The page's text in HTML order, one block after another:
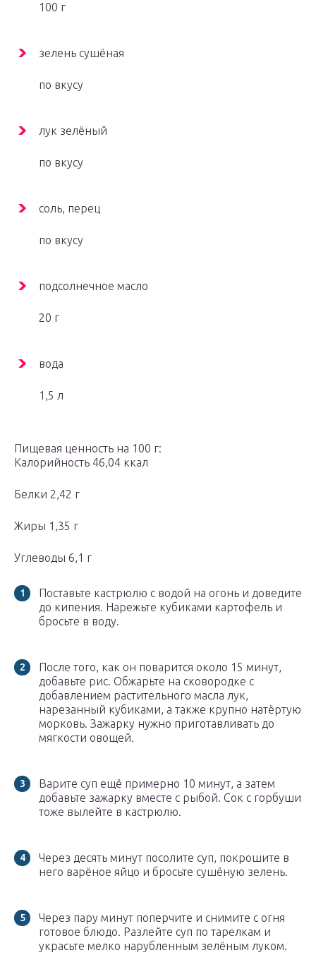
100 г
зелень сушёная
по вкусу
лук зелёный
по вкусу
соль, перец
по вкусу
подсолнечное масло
20 г
вода
1,5 л
Пищевая ценность на 100 г:
Калорийность 46,04 ккал
Белки 2,42 г
Жиры 1,35 г
Углеводы 6,1 г
Поставьте кастрюлю с водой на огонь и доведите
до кипения. Нарежьте кубиками картофель и
бросьте в воду.
После того, как он поварится около 15 минут,
добавьте рис. Обжарьте на сковородке с
добавлением растительного масла лук,
нарезанный кубиками, а также крупно натёртую
морковь. Зажарку нужно приготавливать до
мягкости овощей.
Варите суп ещё примерно 10 минут, а затем
добавьте зажарку вместе с рыбой. Сок с горбуши
тоже вылейте в кастрюлю.
Через десять минут посолите суп, покрошите в
него варёное яйцо и бросьте сушёную зелень.
Через пару минут поперчите и снимите с огня
готовое блюдо. Разлейте суп по тарелкам и
украсьте мелко нарубленным зелёным луком.